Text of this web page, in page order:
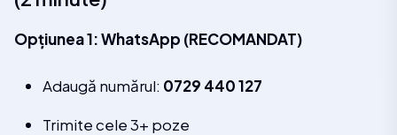
Opțiunea 1: WhatsApp (RECOMANDAT)
Adaugă numărul: 0729 440 127
Trimite cele 3+ poze